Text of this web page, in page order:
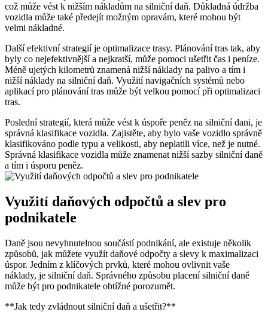
což může vést k nižším nákladům na silniční daň. Důkladná údržba
vozidla může také předejít možným opravám, které mohou být
velmi nákladné.
Další efektivní strategií je optimalizace trasy. Plánování tras tak, aby
byly co nejefektivnější a nejkratší, může pomoci ušetřit čas i peníze.
Méně ujetých kilometrů znamená nižší náklady na palivo a tím i
nižší náklady na silniční daň. Využití navigačních systémů nebo
aplikací pro plánování tras může být velkou pomocí při optimalizaci
tras.
Poslední strategií, která může vést k úspoře peněz na silniční dani, je
správná klasifikace vozidla. Zajistěte, aby bylo vaše vozidlo správně
klasifikováno podle typu a velikosti, aby neplatili více, než je nutné.
Správná klasifikace vozidla může znamenat nižší sazby silniční daně
a tím i úsporu peněz.
Využití daňových odpočtů a slev pro
podnikatele
Daně jsou nevyhnutelnou součástí podnikání, ale existuje několik
způsobů, jak můžete využít daňové odpočty a slevy k maximalizaci
úspor. Jedním z klíčových prvků, které mohou ovlivnit vaše
náklady, je silniční daň. Správného způsobu placení silniční daně
může být pro podnikatele obtížné porozumět.
**Jak tedy zvládnout silniční daň a ušetřit?**